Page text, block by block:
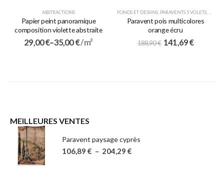
ABSTRACTIONS
Papier peint panoramique
composition violette abstraite
29,00€–35,00€/ m²
FONDS ET DESSINS PARAVENTS 5 VOLETS
Paravent pois multicolores
orange écru
188,90€ 141,69€
MEILLEURES VENTES
Paravent paysage cyprès
106,89 € – 204,29 €